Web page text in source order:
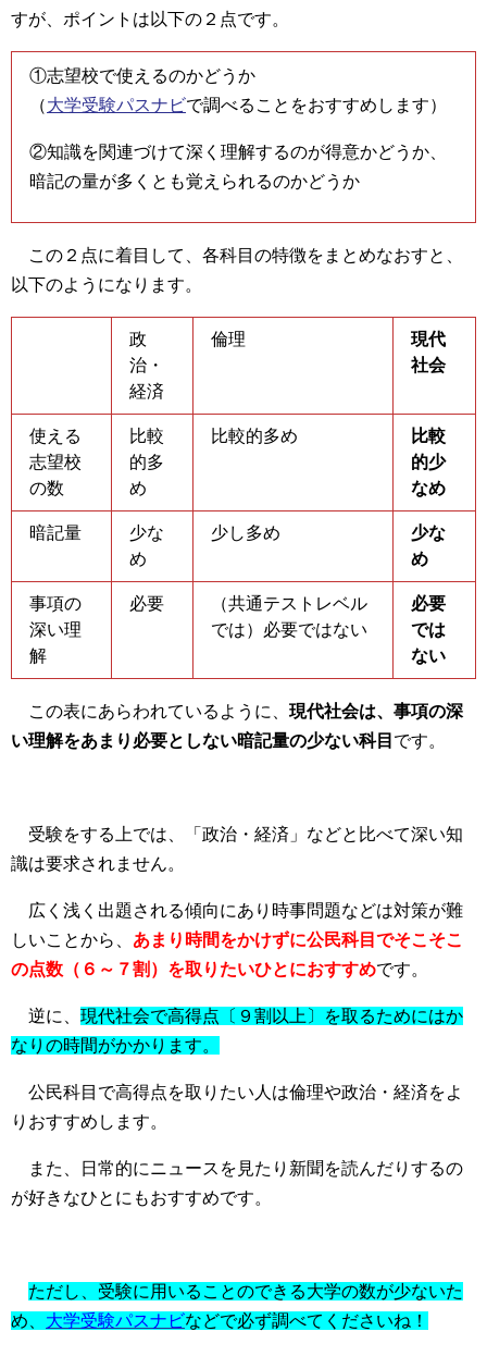
すが、ポイントは以下の２点です。
①志望校で使えるのかどうか
（大学受験パスナビで調べることをおすすめします）
②知識を関連づけて深く理解するのが得意かどうか、
暗記の量が多くとも覚えられるのかどうか
この２点に着目して、各科目の特徴をまとめなおすと、
以下のようになります。
政
治・
経済
倫理
現代
社会
使える
志望校
の数
比較
的多
め
比較的多め
比較
的少
なめ
暗記量
少な
め
少し多め
少な
め
事項の
深い理
解
必要
（共通テストレベル
では）必要ではない
必要
では
ない
この表にあらわれているように、 現代社会は、事項の深
い理解をあまり必要としない暗記量の少ない科目 です。
受験をする上では、「政治・経済」などと比べて深い知
識は要求されません。
広く浅く出題される傾向にあり時事問題などは対策が難
しいことから、 あまり時間をかけずに公民科目でそこそこ
の点数（６～７割）を取りたいひとにおすすめです。
逆に、 現代社会で高得点〔９割以上〕を取るためにはか
なりの時間がかかります。
公民科目で高得点を取りたい人は倫理や政治・経済をよ
りおすすめします。
また、日常的にニュースを見たり新聞を読んだりするの
が好きなひとにもおすすめです。
ただし、受験に用いることのできる大学の数が少ないた
め、 大学受験パスナビなどで必ず調べてくださいね！